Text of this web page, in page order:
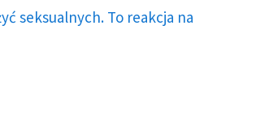
seksualnych. To reakcja na